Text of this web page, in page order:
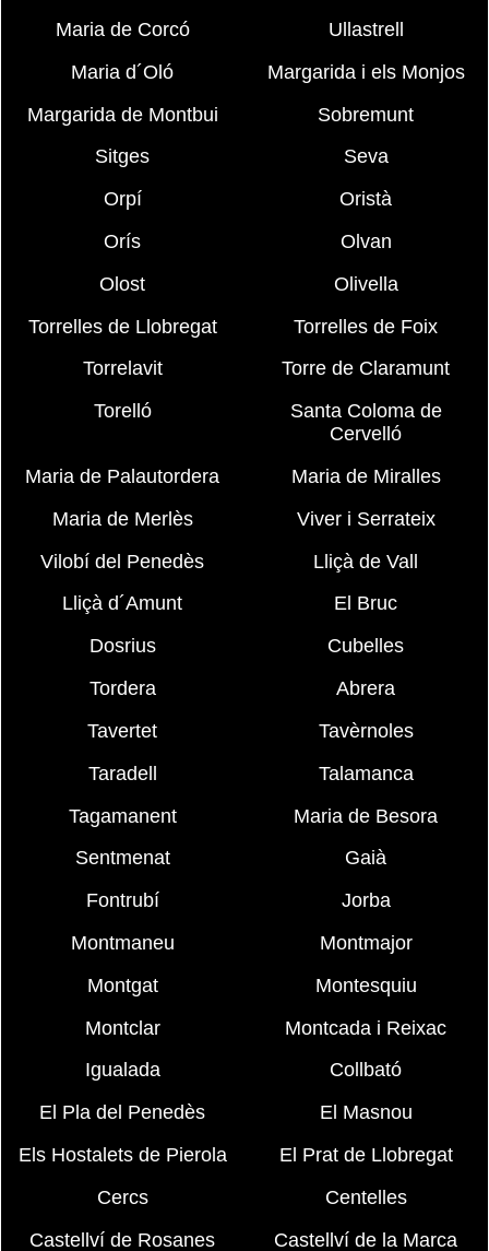
Maria de Corcó
Ullastrell
Maria d´Oló
Margarida i els Monjos
Margarida de Montbui
Sobremunt
Sitges
Seva
Orpí
Oristà
Orís
Olvan
Olost
Olivella
Torrelles de Llobregat
Torrelles de Foix
Torrelavit
Torre de Claramunt
Torelló
Santa Coloma de
Cervelló
Maria de Palautordera
Maria de Miralles
Maria de Merlès
Viver i Serrateix
Vilobí del Penedès
Lliçà de Vall
Lliçà d´Amunt
El Bruc
Dosrius
Cubelles
Tordera
Abrera
Tavertet
Tavèrnoles
Taradell
Talamanca
Tagamanent
Maria de Besora
Sentmenat
Gaià
Fontrubí
Jorba
Montmaneu
Montmajor
Montgat
Montesquiu
Montclar
Montcada i Reixac
Igualada
Collbató
El Pla del Penedès
El Masnou
Els Hostalets de Pierola
El Prat de Llobregat
Cercs
Centelles
Castellví de Rosanes
Castellví de la Marca